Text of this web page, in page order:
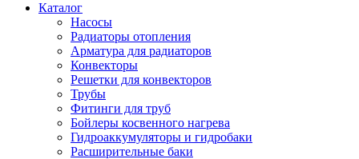
Каталог
Насосы
Радиаторы отопления
Арматура для радиаторов
Конвекторы
Решетки для конвекторов
Трубы
Фитинги для труб
Бойлеры косвенного нагрева
Гидроаккумуляторы и гидробаки
Расширительные баки